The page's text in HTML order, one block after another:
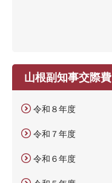
山根副知事交際費
令和８年度
令和７年度
令和６年度